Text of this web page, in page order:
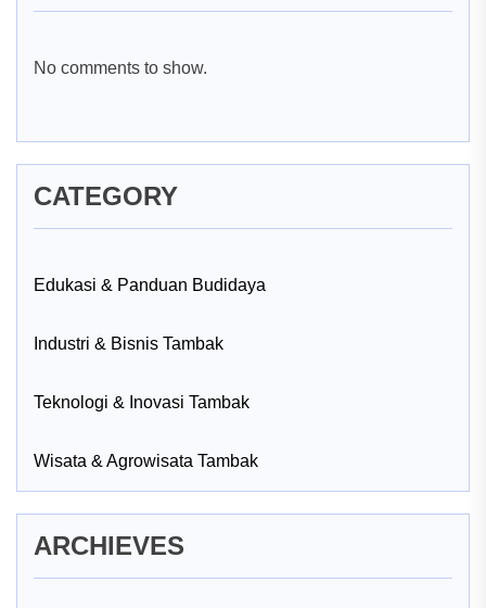
No comments to show.
CATEGORY
Edukasi & Panduan Budidaya
Industri & Bisnis Tambak
Teknologi & Inovasi Tambak
Wisata & Agrowisata Tambak
ARCHIEVES